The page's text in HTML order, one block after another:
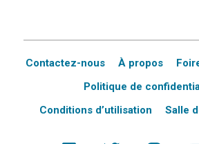
Contactez-nous À propos
Politique de
Conditions d’utilisation
Salle